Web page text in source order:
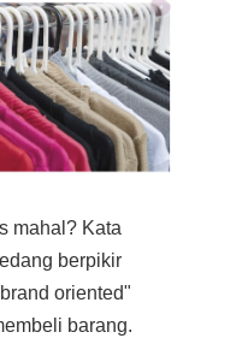
mahal? Kata
berpikir
oriented"
barang.